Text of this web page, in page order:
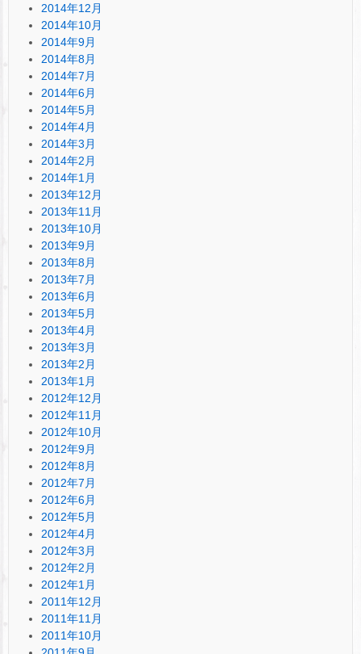
2014年12月
2014年10月
2014年9月
2014年8月
2014年7月
2014年6月
2014年5月
2014年4月
2014年3月
2014年2月
2014年1月
2013年12月
2013年11月
2013年10月
2013年9月
2013年8月
2013年7月
2013年6月
2013年5月
2013年4月
2013年3月
2013年2月
2013年1月
2012年12月
2012年11月
2012年10月
2012年9月
2012年8月
2012年7月
2012年6月
2012年5月
2012年4月
2012年3月
2012年2月
2012年1月
2011年12月
2011年11月
2011年10月